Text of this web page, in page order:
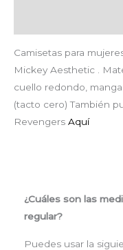
Camisetas para
Mickey Aesthetic .
cuello redondo,
(tacto cero) También
Revengers Aquí
¿Cuáles son las
regular?
Puedes usar la